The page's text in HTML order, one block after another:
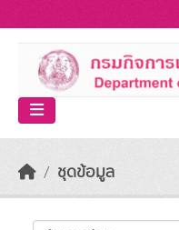
ชุดข้อมูล